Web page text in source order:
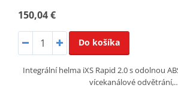
150,04 €
Do košíka
Integrální helma iXS Rapid 2.0 s odolnou
vícekanálové